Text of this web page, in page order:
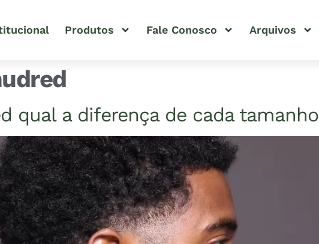
Produtos Fale Conosco Arquivos
qual a diferença de cada tamanho